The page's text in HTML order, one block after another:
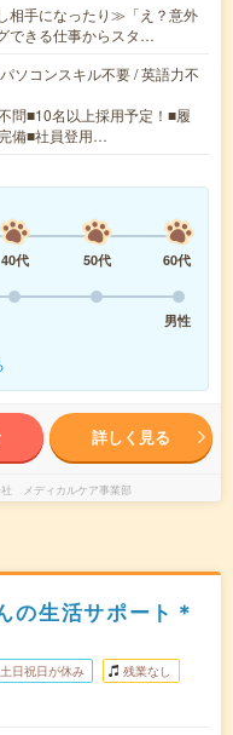
相手になったり≫「え？意外
できる仕事からスタ…
ソコンスキル不要 / 英語力不
問■10名以上採用予定！■履
備■社員登用…
40代 50代
60代
男性
詳しく見る
社 メディカルケア事業部
の生活サポート＊
土日祝日が休み 残業なし